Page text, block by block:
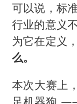
可以说，标
行业的意义
为它在定义，
么。
本次大赛上